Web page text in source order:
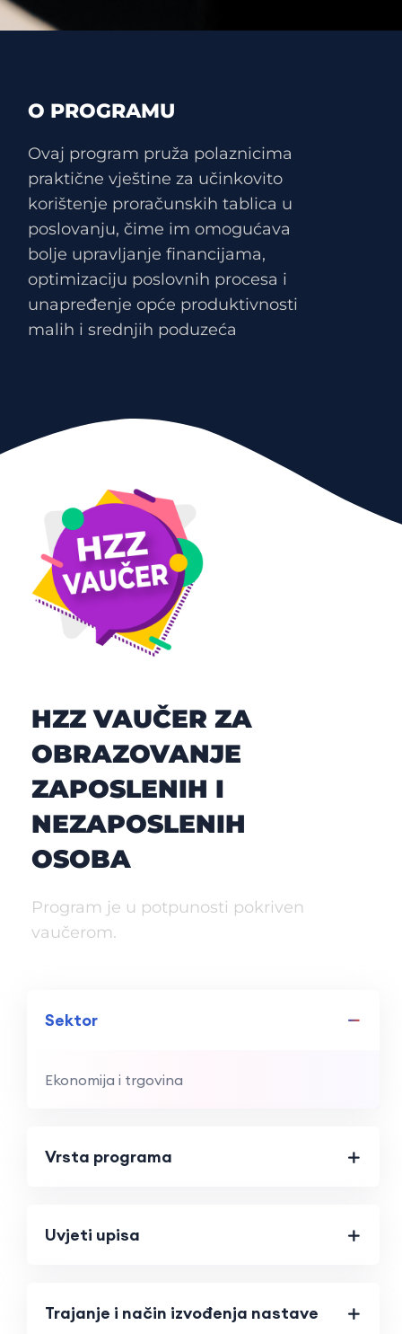
O PROGRAMU
Ovaj program pruža polaznicima
praktične vještine za učinkovito
korištenje proračunskih tablica u
poslovanju, čime im omogućava
bolje upravljanje financijama,
optimizaciju poslovnih procesa i
unapređenje opće produktivnosti
malih i srednjih poduzeća
HZZ VAUČER ZA
OBRAZOVANJE
ZAPOSLENIH I
NEZAPOSLENIH
OSOBA
Program je u potpunosti pokriven
vaučerom.
Sektor
Ekonomija i trgovina
Vrsta programa
Uvjeti upisa
Trajanje i način izvođenja nastave